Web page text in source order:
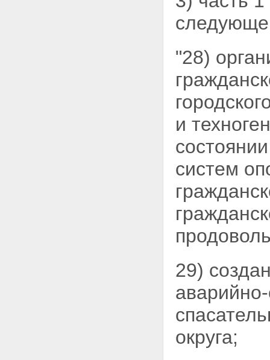
"28)
и
систем
29)
округа;